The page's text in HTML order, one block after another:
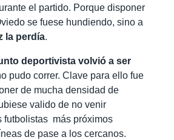
el partido. Porque disponer
se fuese hundiendo, sino a
la perdía.
deportivista volvió a ser
pudo correr. Clave para ello fue
de mucha densidad de
valido de no venir
futbolistas más próximos
de pase a los cercanos.